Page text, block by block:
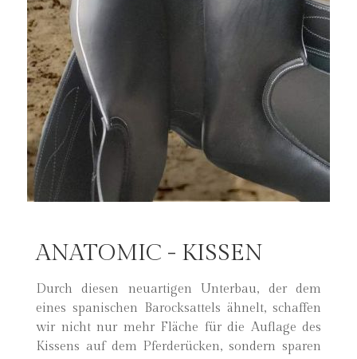
ANATOMIC - KISSEN
Durch diesen neuartigen Unterbau, der dem
eines spanischen Barocksattels ähnelt, schaffen
wir nicht nur mehr Fläche für die Auflage des
Kissens auf dem Pferderücken, sondern sparen